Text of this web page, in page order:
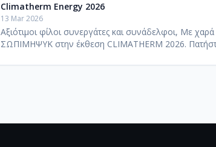
Climatherm Energy 2026
13 Mar 2026
Αξιότιμοι φίλοι συνεργάτες και συνάδελφοι, Με
ΣΩΠΙΜΗΨΥΚ στην έκθεση CLIMATHERM 2026.